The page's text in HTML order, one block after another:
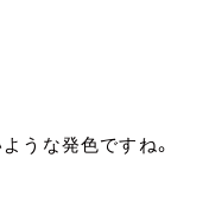
うな発色ですね。